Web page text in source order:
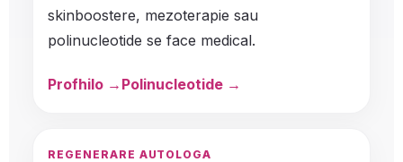
skinboostere, mezoterapie sau
polinucleotide se face medical.
Profhilo Polinucleotide
REGENERARE AUTOLOGA